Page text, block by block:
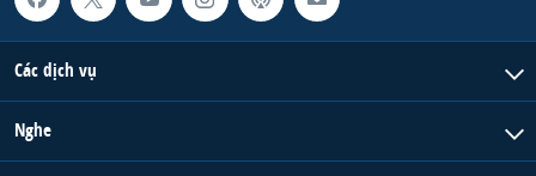
Các dịch vụ
Nghe